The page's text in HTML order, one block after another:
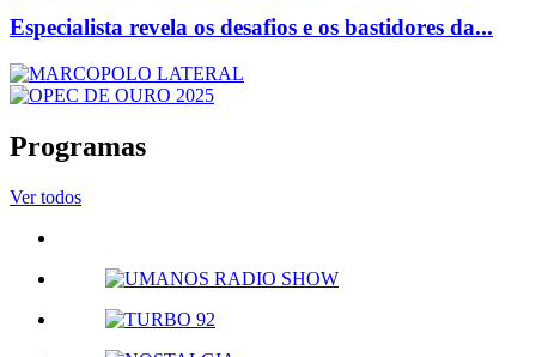
Especialista revela os desafios e os bastidores da...
Programas
Ver todos